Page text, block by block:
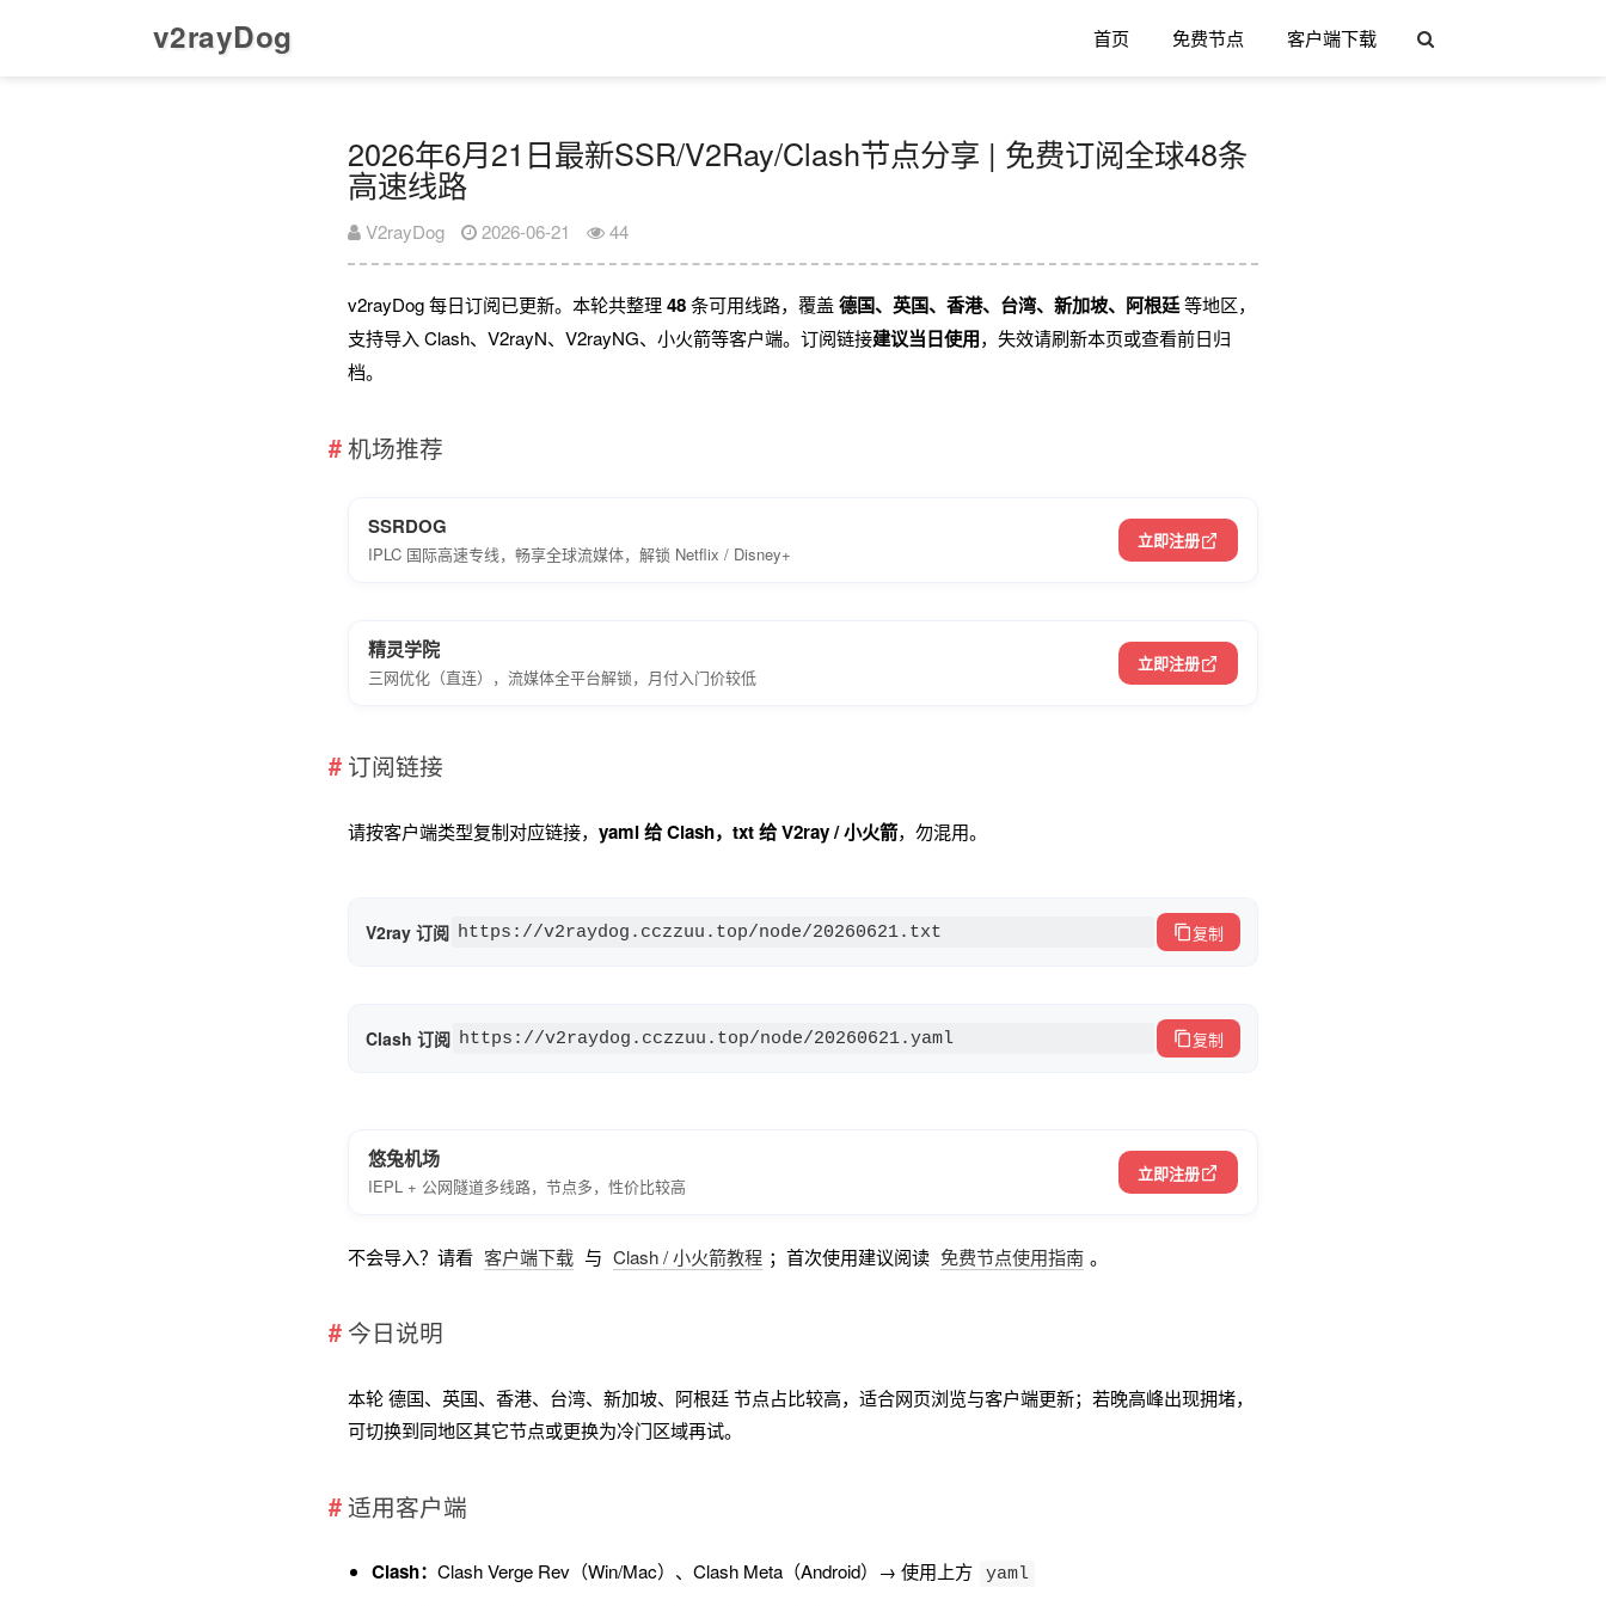
v2rayDog 首页 免费节点 客户端下载
2026年6月21日最新SSR/V2Ray/Clash节点分享 | 免费订阅全球48条
高速线路
V2rayDog 2026-06-21 44
v2rayDog 每日订阅已更新。本轮共整理48条可用线路，覆盖德国、英国、香港、台湾、新加坡、阿根廷等地区，
支持导入 Clash、V2rayN、V2rayNG、小火箭等客户端。订阅链接建议当日使用，失效请刷新本页或查看前日归
档。
机场推荐
SSRDOG
IPLC 国际高速专线，畅享全球流媒体，解锁 Netflix / Disney+
立即注册
精灵学院
三网优化（直连），流媒体全平台解锁，月付入门价较低
立即注册
订阅链接
请按客户端类型复制对应链接，yaml 给 Clash，txt 给 V2ray / 小火箭，勿混用。
V2ray 订阅 https://v2raydog.cczzuu.top/node/20260621.txt 复制
Clash 订阅 https://v2raydog.cczzuu.top/node/20260621.yaml 复制
悠兔机场
IEPL + 公网隧道多线路，节点多，性价比较高
立即注册
不会导入？请看 客户端下载 与 Clash / 小火箭教程 ；首次使用建议阅读 免费节点使用指南 。
今日说明
本轮 德国、英国、香港、台湾、新加坡、阿根廷 节点占比较高，适合网页浏览与客户端更新；若晚高峰出现拥堵，
可切换到同地区其它节点或更换为冷门区域再试。
适用客户端
Clash： Clash Verge Rev（Win/Mac）、Clash Meta（Android）→ 使用上方 yaml